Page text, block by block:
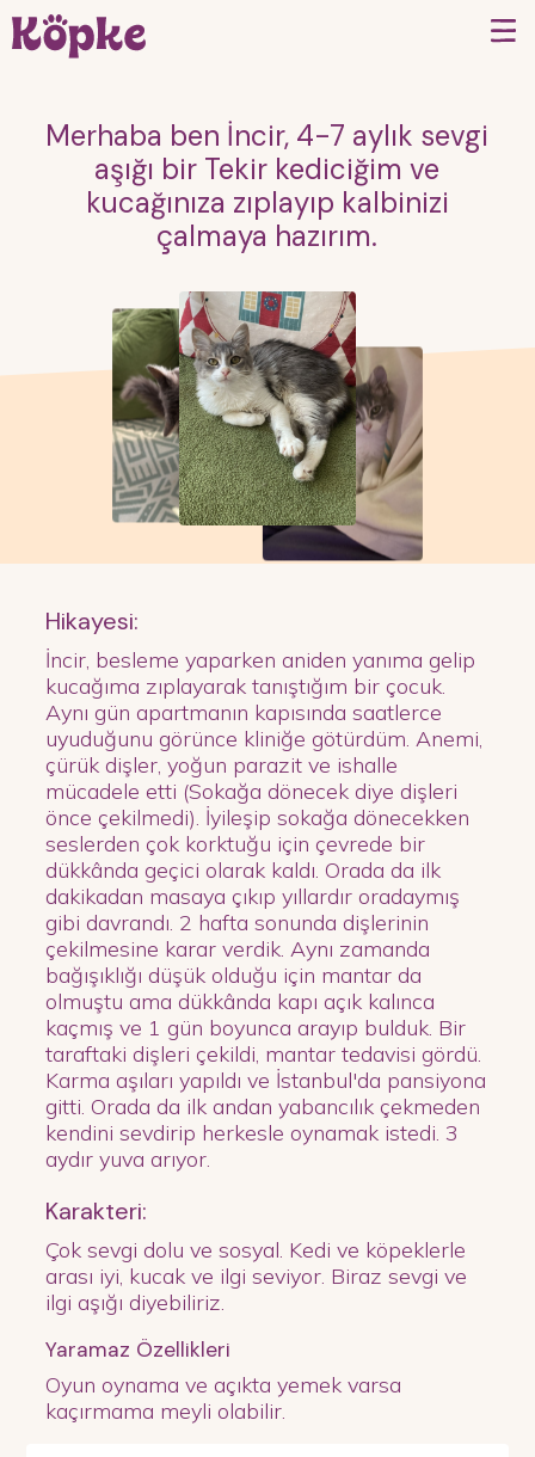
Merhaba ben İncir, 4-7 aylık sevgi
aşığı bir Tekir kediciğim ve
kucağınıza zıplayıp kalbinizi
çalmaya hazırım.
Hikayesi:
İncir, besleme yaparken aniden yanıma gelip
kucağıma zıplayarak tanıştığım bir çocuk.
Aynı gün apartmanın kapısında saatlerce
uyuduğunu görünce kliniğe götürdüm. Anemi,
çürük dişler, yoğun parazit ve ishalle
mücadele etti (Sokağa dönecek diye dişleri
önce çekilmedi). İyileşip sokağa dönecekken
seslerden çok korktuğu için çevrede bir
dükkânda geçici olarak kaldı. Orada da ilk
dakikadan masaya çıkıp yıllardır oradaymış
gibi davrandı. 2 hafta sonunda dişlerinin
çekilmesine karar verdik. Aynı zamanda
bağışıklığı düşük olduğu için mantar da
olmuştu ama dükkânda kapı açık kalınca
kaçmış ve 1 gün boyunca arayıp bulduk. Bir
taraftaki dişleri çekildi, mantar tedavisi gördü.
Karma aşıları yapıldı ve İstanbul'da pansiyona
gitti. Orada da ilk andan yabancılık çekmeden
kendini sevdirip herkesle oynamak istedi. 3
aydır yuva arıyor.
Karakteri:
Çok sevgi dolu ve sosyal. Kedi ve köpeklerle
arası iyi, kucak ve ilgi seviyor. Biraz sevgi ve
ilgi aşığı diyebiliriz.
Yaramaz Özellikleri
Oyun oynama ve açıkta yemek varsa
kaçırmama meyli olabilir.